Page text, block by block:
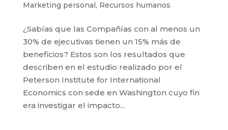
Marketing personal, Recursos humanos
¿Sabías que las Compañías con al menos un
30% de ejecutivas tienen un 15% más de
beneficios? Estos son los resultados que
describen en el estudio realizado por el
Peterson Institute for International
Economics con sede en Washington cuyo fin
era investigar el impacto...